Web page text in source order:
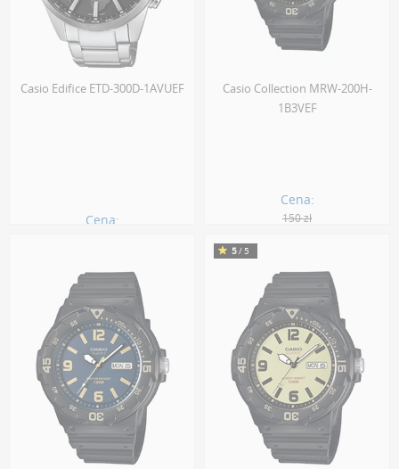
Casio Edifice ETD-300D-1AVUEF
Cena:
Casio Collection MRW-200H-
1B3VEF
Cena:
150 zł
5/5